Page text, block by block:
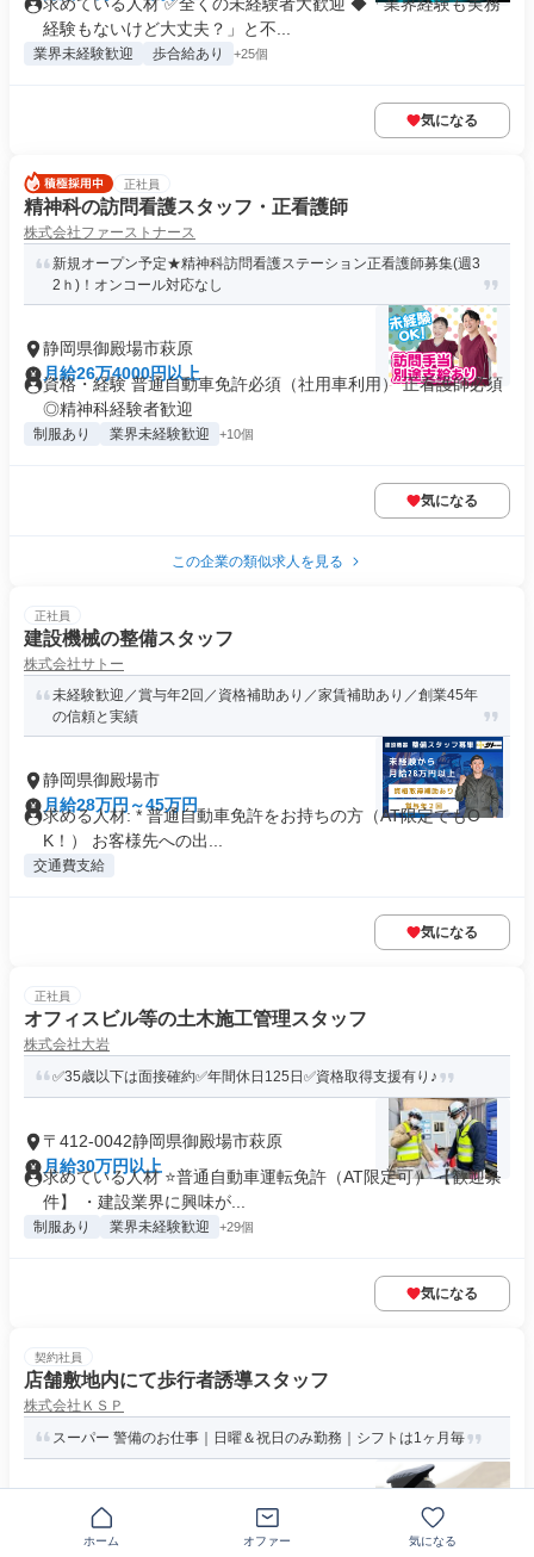
経験もないけど大丈夫？」と不...
業界未経験歓迎 歩合給あり +25個
気になる
正社員
精神科の訪問看護スタッフ・正看護師
株式会社ファーストナース
新規オープン予定★精神科訪問看護ステーション正看護師募集(週3
2ｈ)！オンコール対応なし
静岡県御殿場市萩原
月給26万4000円以上
資格・経験 普通自動車免許必須（社用車利用） 正看護師必須
◎精神科経験者歓迎
制服あり 業界未経験歓迎 +10個
気になる
この企業の類似求人を見る
正社員
建設機械の整備スタッフ
株式会社サトー
未経験歓迎／賞与年2回／資格補助あり／家賃補助あり／創業45年
の信頼と実績
静岡県御殿場市
月給28万円～45万円
求める人材: * 普通自動車免許をお持ちの方（AT限定でもO
K！） お客様先への出...
交通費支給
気になる
正社員
オフィスビル等の土木施工管理スタッフ
株式会社大岩
✅35歳以下は面接確約✅年間休日125日✅資格取得支援有り♪
〒412-0042静岡県御殿場市萩原
月給30万円以上
求めている人材 ⭐普通自動車運転免許（AT限定可） 【歓迎条
件】 ・建設業界に興味が...
制服あり 業界未経験歓迎 +29個
気になる
契約社員
店舗敷地内にて歩行者誘導スタッフ
株式会社ＫＳＰ
スーパー 警備のお仕事｜日曜＆祝日のみ勤務｜シフトは1ヶ月毎
時給1125円～1195円
求めている人材 ・日曜および祝日に勤務できる方。 ・安全第
ホーム オファー 気になる